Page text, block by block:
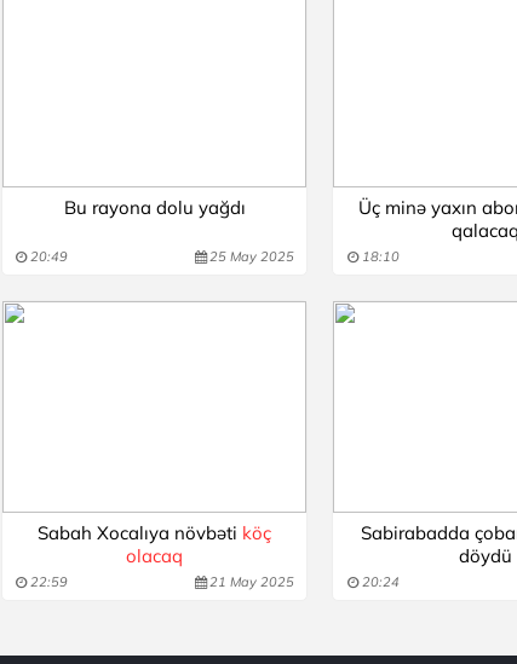
Bu rayona dolu yağdı
20:49 25 May 2025
Üç minə yaxın
qalacaq
18:10
Sabah Xocalıya növbəti köç
olacaq
22:59 21 May 2025
Sabirabadda
döydü
20:24